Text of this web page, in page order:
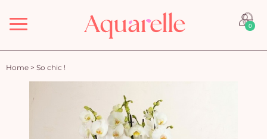
Menu 0
Home > So chic !